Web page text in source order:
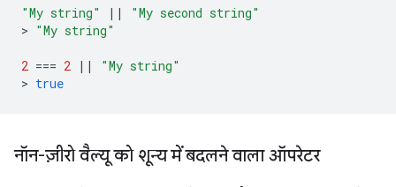
"My string" ||
"My second string"
> "My string"
2 === 2 ||
"My string"
> true
नॉन-ज़ीरो वैल्यू को शून्य में बदलने वाला ऑपरेटर